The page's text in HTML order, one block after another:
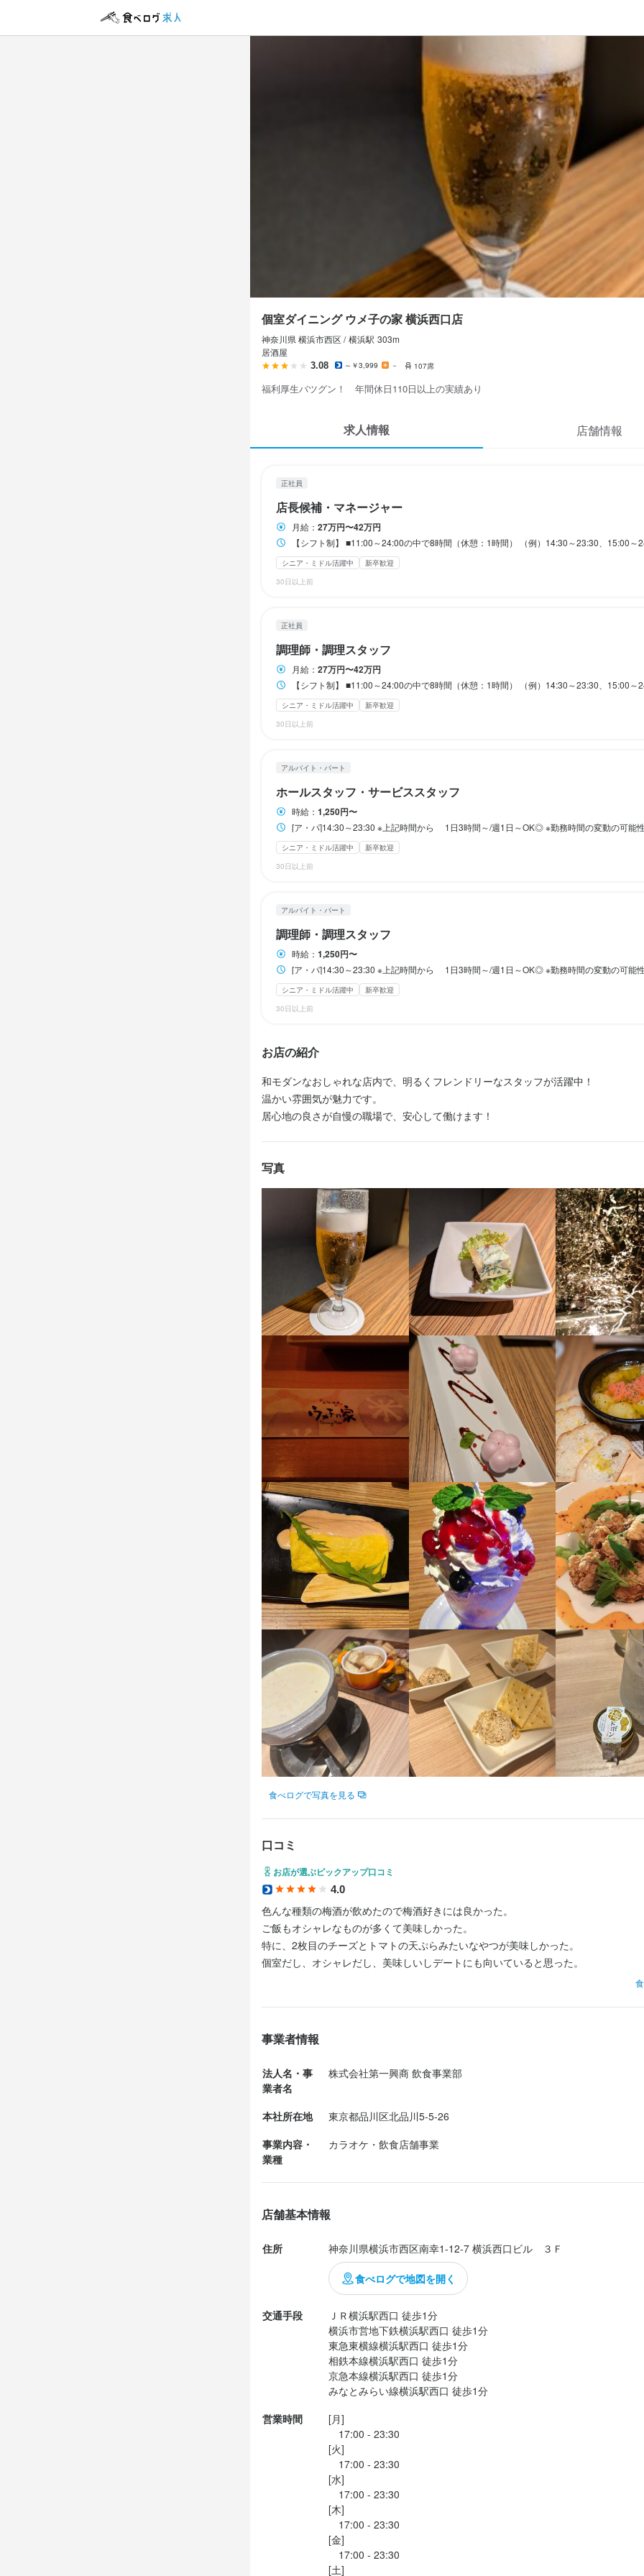
個室ダイニング ウメ子の家 横浜西口店
神奈川県 横浜市西区 / 横浜駅 303m
居酒屋
3.08 ～￥3,999 － 107席
福利厚生バツグン！ 年間休日110日以上の実績あり
求人情報 店舗情報
正社員
店長候補・マネージャー
月給： 27万円〜42万円
【シフト制】 ■11:00～24:00の中で8時間（休憩：1時間） （例）14:30～23:30、15:00～24:00 1日8時間～（休憩1時間） ※店舗によって若
シニア・ミドル活躍中
新卒歓迎
30日以上前
正社員
調理師・調理スタッフ
月給： 27万円〜42万円
【シフト制】 ■11:00～24:00の中で8時間（休憩：1時間） （例）14:30～23:30、15:00～24:00 1日8時間～（休憩1時間） ※店舗によって若
シニア・ミドル活躍中
新卒歓迎
30日以上前
アルバイト・パート
ホールスタッフ・サービススタッフ
時給： 1,250円〜
[ア・パ]14:30～23:30 ※上記時間から 1日3時間～/週1日～OK◎ ※勤務時間の変動の可能性あり ※22時以降勤務は、18歳以上(法令による) ■自由シフト制 ・今週は旅行に行く ・テスト週間があって ・帰省します などの ＼シフトのわがまま大歓迎／ お
シニア・ミドル活躍中
新卒歓迎
30日以上前
アルバイト・パート
調理師・調理スタッフ
時給： 1,250円〜
[ア・パ]14:30～23:30 ※上記時間から 1日3時間～/週1日～OK◎ ※勤務時間の変動の可能性あり ※22時以降勤務は、18歳以上(法令による) ■自由シフト制 ・今週は旅行に行く ・テスト週間があって ・帰省します などの ＼シフトのわがまま大歓迎／ お
シニア・ミドル活躍中
新卒歓迎
30日以上前
お店の紹介
和モダンなおしゃれな店内で、明るくフレンドリーなスタッフが活躍中！
温かい雰囲気が魅力です。
居心地の良さが自慢の職場で、安心して働けます！
写真
食べログで写真を見る
口コミ
お店が選ぶピックアップ口コミ
4.0
色んな種類の梅酒が飲めたので梅酒好きには良かった。
ご飯もオシャレなものが多くて美味しかった。
特に、2枚目のチーズとトマトの天ぷらみたいなやつが美味しかった。
個室だし、オシャレだし、美味しいしデートにも向いていると思った。
事業者情報
法人名・事
業者名
株式会社第一興商 飲食事業部
本社所在地
東京都品川区北品川5-5-26
事業内容・
業種
カラオケ・飲食店舗事業
店舗基本情報
住所 神奈川県横浜市西区南幸1-12-7 横浜西口ビル　３Ｆ
食べログで地図を開く
交通手段
ＪＲ横浜駅西口 徒歩1分
横浜市営地下鉄横浜駅西口 徒歩1分
東急東横線横浜駅西口 徒歩1分
相鉄本線横浜駅西口 徒歩1分
京急本線横浜駅西口 徒歩1分
みなとみらい線横浜駅西口 徒歩1分
営業時間
[月]
17:00 - 23:30
[火]
17:00 - 23:30
[水]
17:00 - 23:30
[木]
17:00 - 23:30
[金]
17:00 - 23:30
[土]
求人を選択する
正社員 店長候補 月給：
正社員 調理師・調理スタッフ 月給： 27万円〜42万円
バイト ホールスタッフ 時給： 1,250円〜
バイト
求人を選択する
正社員 本部スタッフ
求人を選択する
バイト ホールスタッフ 時給：
求人を選択する
バイト ホールスタッフ 時給：
個室ダイニング ウメ子の家 横浜西口店
店長候補・マネージャー
電車通勤でも嬉しい！
【未経験者】月給27万4000円以上（固定残業代含む）
※固定残業代は、時間外労働の有無にかかわらず30時間分（月3万円～）を支給し
※上記を超える時間外労働分は、手当を追加支給します。
【経験者】月給31.8万円～41万円（固定残業代含む）
※固定残業代は、時間外労働の有無にかかわらず30時間分（月3万円～5万円）を支
・経験によっては店長職からのスタートも可能。その場合は月給32万円～スタート
勤務時間
【シフト制】
■11:00～24:00の中で8時間（休憩：1時間）
（例）14:30～23:30、15:00～24:00
1日8時間～（休憩1時間）
※店舗によって若干異なります。
休日・休暇
交代制
休日110日以上の実績あり！
■社会保険完備（雇用・労災・健康・厚生年金）
■交通費全額支給
■時間外手当（固定残業超過分を追加支給）
■役職手当
■職能手当
■出産・育児支援制度あり
■食事補助あり
■退職金制度
■保養所
■オフィス内分煙
■まかない有
■制服貸与
◆ビッグエコー(系列店)：最大50％OFF
特徴
仕事内容
■店舗のマネジメント全般
・お客様のご案内
・ご注文のお伺い
・料理のご提供
・お会計
・テーブルの片づけ　など
売上や利益管理、スタッフの育成、シフト管理にとどまらず、
近隣の市場調査をもとにした販売促進企画など、幅広い業務を担当できます。
現場の社員には大きな裁量権が与えられており、店舗運営の中心として活躍可能！
責任者としての視点を持つことで、経営への意識が高まり、貴重な経験を積める環
この仕事のおすすめポイント
【未経験でも安心のOJT研修】
初日は、会社やブランドについて学ぶ集合研修を実施！
2日目からは、先輩がいる教育店舗で実践的に業務を習得。
約1ヶ月のOJT研修で、しっかり成長できる環境です！
【相談しやすい安心のサポート体制】
ホール・調理場それぞれに専任のエリアマネージャーが在籍！
何か困ったことがあれば、すぐに相談できるので安心です。
【全国展開のスケールメリット！他店舗とのつながりも◎】
全国に系列店舗を持ち、スタッフは約3,000名在籍！
店舗間の連携が強く、忙しいときは協力し合える環境です。
仲間と支え合いながら、楽しく働けます！
応募資格
歓迎スキル・経験
＜こんな方歓迎します＞
安定基盤のもと、自分の好きなサービス業に専念したい方
店舗管理、経営に興味がある方
選考の流れ
●WEB応募
24時間受付中です！
応募後、ご登録のメールアドレスへ
面接日設定のご案内メールをお送りするので
●TEL応募
改めておかけ直していただくか、
お店の採用担当者からのメッセージ
お会いできること楽しみにしております
個室ダイニング ウメ子の家 横浜西口店
神奈川県横浜市西区南幸1-12-7 横浜西口ビル　３Ｆ
法人名・事業者名
株式会社第一興商 飲食事業部
個室ダイニング ウメ子の家 横浜西口店
調理師・調理スタッフ
電車通勤でも嬉しい！
【未経験者】月給27万4000円以上（固定残業代含む）
※固定残業代は、時間外労働の有無にかかわらず30時間分（月3万円～）を支給し
※上記を超える時間外労働分は、手当を追加支給します。
【経験者】月給31.8万円～41万円（固定残業代含む）
※固定残業代は、時間外労働の有無にかかわらず30時間分（月3万円～5万円）を支
・経験によっては調理長からのスタートも可能。その場合は月給32万円～スタート
勤務時間
【シフト制】
■11:00～24:00の中で8時間（休憩：1時間）
（例）14:30～23:30、15:00～24:00
1日8時間～（休憩1時間）
※店舗によって若干異なります。
休日・休暇
交代制
休日110日以上の実績あり！
■社会保険完備（雇用・労災・健康・厚生年金）
■交通費全額支給
■時間外手当（固定残業超過分を追加支給）
■役職手当
■職能手当
■出産・育児支援制度あり
■食事補助あり
■退職金制度
■保養所
■オフィス内分煙
■まかない有
■制服貸与
◆ビッグエコー(系列店)：最大50％OFF
特徴
仕事内容
【調理スタッフ】
開店前の仕込み、料理の調理、盛り付け、洗い場などの調理業務全般をお任せしま
将来的には、料理長候補として、他の調理スタッフへの指導・育成などの業務もお
この仕事のおすすめポイント
【未経験でも安心のOJT研修】
初日は、会社やブランドについて学ぶ集合研修を実施！
2日目からは、先輩がいる教育店舗で実践的に業務を習得。
約1ヶ月のOJT研修で、しっかり成長できる環境です！
【相談しやすい安心のサポート体制】
ホール・調理場それぞれに専任のエリアマネージャーが在籍！
何か困ったことがあれば、すぐに相談できるので安心です。
【全国展開のスケールメリット！他店舗とのつながりも◎】
全国に系列店舗を持ち、スタッフは約3,000名在籍！
店舗間の連携が強く、忙しいときは協力し合える環境です。
仲間と支え合いながら、楽しく働けます！
応募資格
歓迎スキル・経験
人柄や人物重視の採用です！
求める人物像
＜こんな方歓迎します＞
上場企業で運営ノウハウを学びキャリア形成したい
飲食業や調理好きな方
選考の流れ
●WEB応募
24時間受付中です！
応募後、ご登録のメールアドレスへ
そちらのメールよりご登録ください。
●TEL応募
改めておかけ直していただくか、
お店の採用担当者からのメッセージ
お会いできること楽しみにしております
個室ダイニング ウメ子の家 横浜西口店
勤務地
神奈川県横浜市西区南幸1-12-7 横浜西口ビル　３Ｆ
法人名・事業者名
株式会社第一興商 飲食事業部
最終更新日2025/07/11
個室ダイニング ウメ子の家 横浜西口店
ホールスタッフ・サービススタッフ
ホールスタッフ・サービススタッフ
交通費：全額支給
電車通勤でも嬉しい！
⇒トレーナーになったら…
通常時給+300円！！
・食事補助あり
・友人紹介制度あり
⇒22時以降時給25％UP↑
勤務時間
※上記時間から
※勤務時間の変動の可能性あり
※22時以降勤務は、18歳以上(法令による)
■自由シフト制
・帰省します　などの
＼シフトのわがまま大歓迎／
お気軽にご相談してくださいね
ダブルワーク・副業OK
■週1日～OK
■自由シフト制
■有給休暇アリ
【例】
◇学業と両立している学生さん
1日4時間 / 週3、４日勤務
テスト週間は週0日シフトにしてもらったり
◇レギュラー勤務のフリーターさん
1日6.5時間 / 週5日勤務
「安定収入を得たいので
ガッツリレギュラー勤務で働いています！
◇頑張れ！夢追い人さん
1日3時間 / 週2日勤務
「レッスンが入っていないときや
早く終わる日にシフトINしています！
私のように、夢や学業と両立している人も多いので
心強いデス！」
などなど…
週1日勤務～レギュラー勤務まで
幅広く大歓迎だから、アナタらしい働き方が見つかります
■昇給アリ（年2回）
■賞与アリ
※トレーナーなど役職がある人のみ
■友人紹介制度あり
⇒1人紹介につき、1万円支給
■まかないアリ（1食200円）
■社割あり(カラオケ系列店：50%OFF、飲食店：20%OFF)
※辞めた後やご家族の使用もOK
※運営するビッグエコーでも社割が使えます
■社会保険完備
■有給休暇アリ
＼ほかにも素敵なPOINTが／
大手企業の安心感＆安定感
充実した環境＆福利厚生アリ
STAFFみんな仲良し
週1日～OKでプライベートも充実
…などなど
働きながらいいところをもっと発見してくださいね！
まかない・食事補助あり 研修制度あり 髪型自由
特徴
履歴書不要 学歴不問 未経験者歓迎 新卒歓迎 第二新卒歓迎 フリーター歓迎 大学生歓迎
高校生
・お客様のご案内
・ご注文のお伺い
・料理のご提供
・お会計
・テーブルの片づけ　など…
勤務日数やシフトについては、面接時にお気軽にご相談ください。
この仕事のおすすめポイント
【魅力その1】自由なシフトでプライベートを優先！
週1日から働ける自由シフト制だから、自分のスケジュールに合わせて無理なく働
ベートを思いっきり楽しみながらお仕事も充実させましょう！
都内各所ある系列店で社割が利用可能。日々のお得感を楽しめるのが魅力です！
【魅力その3】最高の仲間たちとの出会い！
どの時間にも負けないが、この職場で出会う仲間たちのパワー。楽しく活気のある
働くことで、素敵な思い出を作ります。
【さらにポイント！友達紹介制度あり】
お友達を紹介していただき、1名につき1万円を支給します。大切なお友達を紹介し
した「ありがとう」の気持ちを込めてお渡しします！
「友達と一緒に働ける楽しさ」＋「インセンティブでHAPPY」
良いこと徹底の環境で、ぜひ新しい一歩を踏み出してみませんか？
まずはお店の雰囲気をぜひ感じてみてください！
歓迎スキル・経験
個室ダイニング ウメ子の家 横浜西口店
調理師・調理スタッフ
交通費：全額支給
電車通勤でも嬉しい！
⇒トレーナーになったら…
通常時給+300円！！
・食事補助あり
・友人紹介制度あり
勤務時間
[ア・パ]14:30～23:30
※22時以降勤務は、18歳以上(法令による)
■自由シフト制
・今週は旅行に行く
・テスト週間があって
お気軽にご相談してくださいね
ダブルワーク・副業OK
休日・休暇
■有給休暇アリ
【例】
◇学業と両立している学生さん
1日4時間 / 週3、４日勤務
「学校の授業が終わってから働いています！
自由シフトなので、たまに土日に勤務したり
1日6.5時間 / 週5日勤務
「安定収入を得たいので
ガッツリレギュラー勤務で働いています！
今はトレーナーを目指して、日々奮闘中です！」
1日3時間 / 週2日勤務
「レッスンが入っていないときや
早く終わる日にシフトINしています！
私のように、夢や学業と両立している人も多いので
心強いデス！」
週1日勤務～レギュラー勤務まで
幅広く大歓迎だから、アナタらしい働き方が見つかります
待遇
■昇給アリ（年2回）
■賞与アリ
※トレーナーなど役職がある人のみ
■友人紹介制度あり
⇒1人紹介につき、1万円支給
■まかないアリ（1食200円）
■社割あり(カラオケ系列店：50%OFF、飲食店：20%OFF)
※辞めた後やご家族の使用もOK
※運営するビッグエコーでも社割が使えます
■社会保険完備
■有給休暇アリ
＼ほかにも素敵なPOINTが／
大手企業の安心感＆安定感
充実した環境＆福利厚生アリ
STAFFみんな仲良し
週1日～OKでプライベートも充実
…などなど
働きながらいいところをもっと発見してくださいね！
まかない・食事補助あり 研修制度あり 髪型自由
特徴
履歴書不要 学歴不問 未経験者歓迎 新卒歓迎 第二新卒歓迎 フリーター歓迎 大学生歓迎
高校生
主婦・主夫歓迎
シニア・ミドル活躍中 ブランクOK 駅チカ(徒歩5分以内)
仕事内容
未経験の方でも、経験者の方でも、1から丁寧に指導しますので、安心してご応募く
また、週5日のレギュラー勤務を歓迎します。面接時に働き方についてお気軽にご
【魅力その1】自由なシフトでプライベートを優先！
ベートを思いっきり楽しみながらお仕事も充実させましょう！
【魅力その2】お得な系列店の社割！
都内各所ある系列店で社割が利用可能。日々のお得感を楽しめるのが魅力です！
で、プライベートもさらに充実！
【魅力その3】最高の仲間たちとの出会い！
どの時間にも負けないが、この職場で出会う仲間たちのパワー。楽しく活気のある
働くことで、素敵な思い出を作ります。
【さらにポイント！友達紹介制度あり】
した「ありがとう」の気持ちを込めてお渡しします！
「友達と一緒に働ける楽しさ」＋「インセンティブでHAPPY」
まずはお店の雰囲気をぜひ感じてみてください！
歓迎スキル・経験
（（　未経験＆バイトデビュー大歓迎　））
経験や資格は必要ございません！！
「頑張りたい」というキモチがあれば大丈夫
最初は丁寧に先輩スタッフがサポートするので
初めてで不安な方もご安心ください